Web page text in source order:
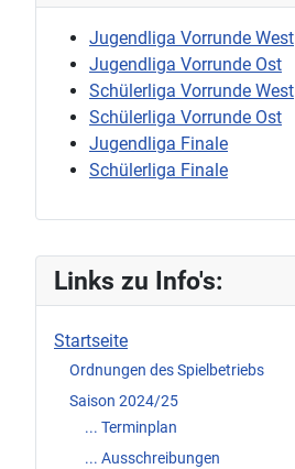
Links zu Info's:
Startseite
Ordnungen des Spielbetriebs
Saison 2024/25
... Terminplan
... Ausschreibungen
Jugendliga Vorrunde West
Jugendliga Vorrunde Ost
Schülerliga Vorrunde West
Schülerliga Vorrunde Ost
Jugendliga Finale
Schülerliga Finale